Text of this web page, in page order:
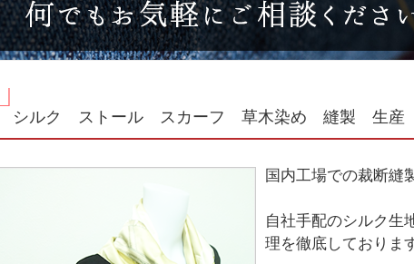
シルク ストール スカーフ 草木染め 縫製 生
国内工場での裁断縫
自社手配のシルク生
理を徹底しておりま